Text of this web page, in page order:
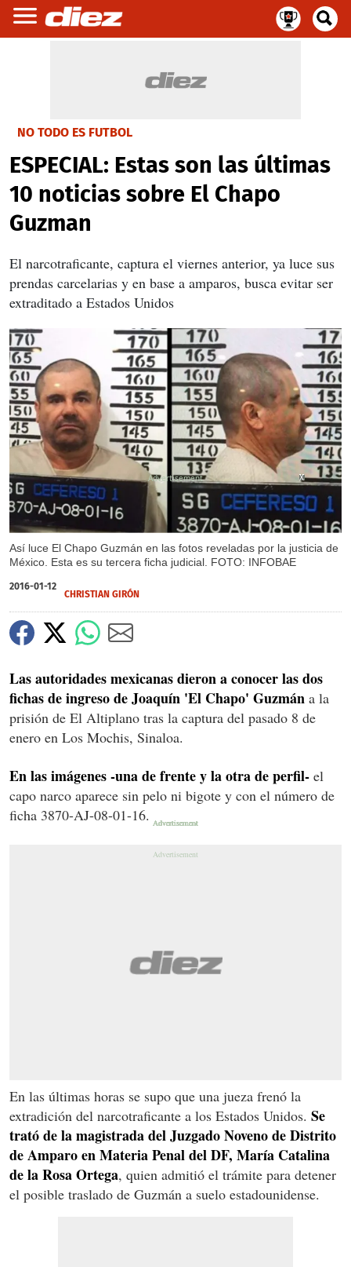
NO TODO ES FUTBOL
ESPECIAL: Estas son las últimas
10 noticias sobre El Chapo
Guzman
El narcotraficante, captura el viernes anterior, ya luce sus
prendas carcelarias y en base a amparos, busca evitar ser
extraditado a Estados Unidos
Así luce El Chapo Guzmán en las fotos reveladas por la justicia de
México. Esta es su tercera ficha judicial. FOTO: INFOBAE
X
X
X
X
X
X
X
X
X
2016-01-12
CHRISTIAN GIRÓN
Las autoridades mexicanas dieron a conocer las dos
fichas de ingreso de Joaquín 'El Chapo' Guzmán a la
prisión de El Altiplano tras la captura del pasado 8 de
enero en Los Mochis, Sinaloa.
En las imágenes -una de frente y la otra de perfil- el
capo narco aparece sin pelo ni bigote y con el número de
ficha 3870-AJ-08-01-16.
En las últimas horas se supo que una jueza frenó la
extradición del narcotraficante a los Estados Unidos. Se
trató de la magistrada del Juzgado Noveno de Distrito
de Amparo en Materia Penal del DF, María Catalina
de la Rosa Ortega, quien admitió el trámite para detener
el posible traslado de Guzmán a suelo estadounidense.